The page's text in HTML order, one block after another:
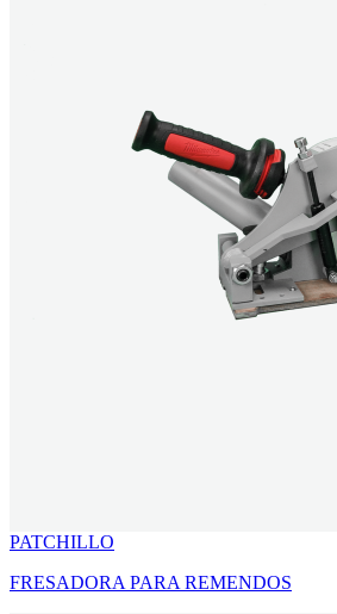
PATCHILLO
FRESADORA PARA REMENDOS